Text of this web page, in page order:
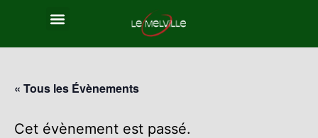
« Tous les Évènements
Cet évènement est passé.